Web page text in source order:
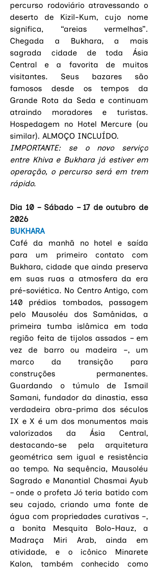
percurso rodoviário atravessando o
deserto de Kizil-Kum, cujo nome
significa, “areias vermelhas”.
Chegada a Bukhara, a mais
sagrada cidade de toda Ásia
Central e a favorita de muitos
visitantes. Seus bazares são
famosos desde os tempos da
Grande Rota da Seda e continuam
atraindo moradores e turistas.
Hospedagem no Hotel Mercure (ou
similar). ALMOÇO INCLUÍDO.
IMPORTANTE: se o novo serviço
entre Khiva e Bukhara já estiver em
operação, o percurso será em trem
rápido.
Dia 10 – Sábado – 17 de outubro de
2026
BUKHARA
Café da manhã no hotel e saída
para um primeiro contato com
Bukhara, cidade que ainda preserva
em suas ruas a atmosfera da era
pré-soviética. No Centro Antigo, com
140 prédios tombados, passagem
pelo Mausoléu dos Samânidas, a
primeira tumba islâmica em toda
região feita de tijolos assados – em
vez de barro ou madeira –, um
marco da transição para
construções permanentes.
Guardando o túmulo de Ismail
Samani, fundador da dinastia, essa
verdadeira obra-prima dos séculos
IX e X é um dos monumentos mais
valorizados da Ásia Central,
destacando-se pela arquitetura
geométrica sem igual e resistência
ao tempo. Na sequência, Mausoléu
Sagrado e Manantial Chasmai Ayub
– onde o profeta Jó teria batido com
seu cajado, criando uma fonte de
a bonita Mesquita Bolo-Hauz, a
Madraça Miri Arab, ainda em
atividade, e o icônico Minarete
Kalon, também conhecido como